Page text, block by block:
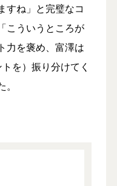
すね」と完璧なコ
こういうところが
力を褒め、富澤は
を）振り分けてく